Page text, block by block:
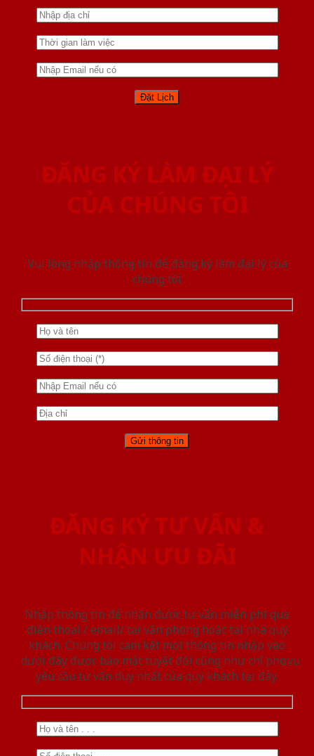
ĐĂNG KÝ LÀM ĐẠI LÝ
CỦA CHÚNG TÔI
Vui lòng nhập thông tin để đăng ký làm đại lý của
chúng tôi
ĐĂNG KÝ TƯ VẤN &
NHẬN ƯU ĐÃI
Nhập thông tin để nhận được tư vấn miễn phí qua
điện thoại / email/ tại văn phòng hoặc tại nhà quý
khách. Chúng tôi cam kết mọi thông tin nhập vào
dưới đây được bảo mật tuyệt đối cũng như chỉ phục vụ
yêu cầu tư vấn duy nhất của quý khách tại đây.